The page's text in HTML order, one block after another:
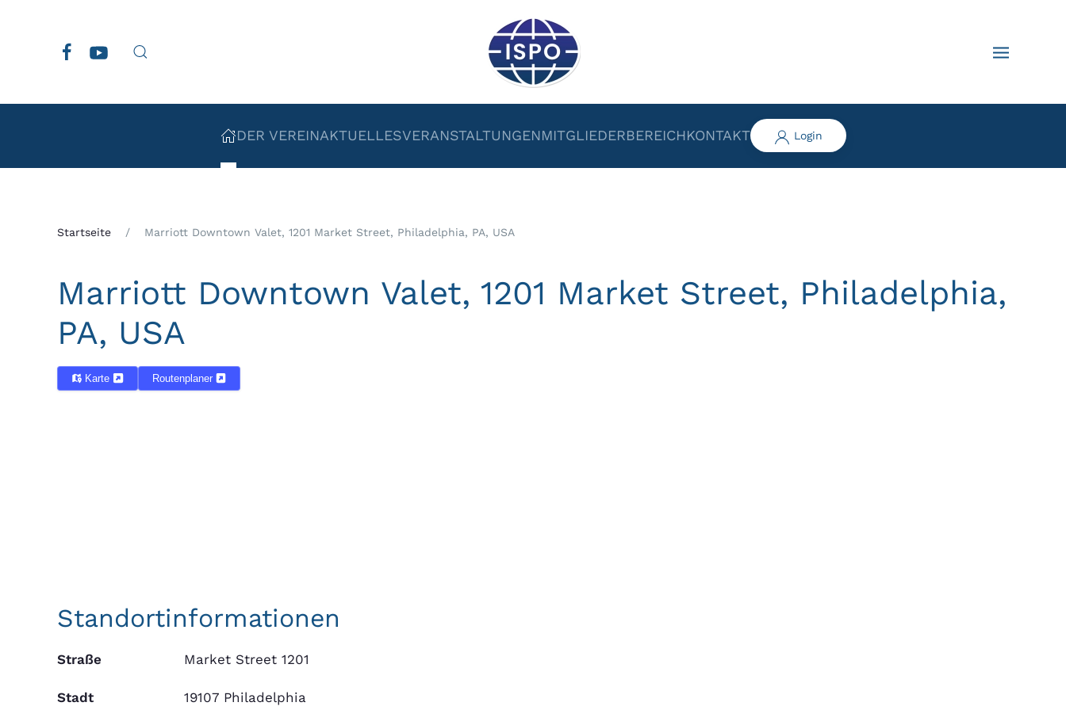
Zum Hauptinhalt springen
DER VEREINAKTUELLESVERANSTALTUNGENMITGLIEDERBEREICHKONTAKT Login
Startseite Marriott Downtown Valet, 1201 Market Street, Philadelphia, PA, USA
Marriott Downtown Valet, 1201 Market Street, Philadelphia,
PA, USA
Karte Routenplaner
Standortinformationen
Straße Market Street 1201
Stadt 19107 Philadelphia